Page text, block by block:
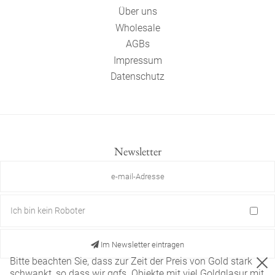
Über uns
Wholesale
AGBs
Impressum
Datenschutz
Newsletter
Ich bin kein Roboter
Im Newsletter eintragen
Bitte beachten Sie, dass zur Zeit der Preis von Gold stark